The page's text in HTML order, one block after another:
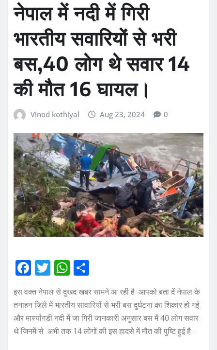
नेपाल में नदी में गिरी
भारतीय सवारियों से भरी
बस,40 लोग थे सवार 14
की मौत 16 घायल।
Vinod kothiyal Aug 23, 2024 0
F
a
c
e
b
T
w
it
te
r
W
at
s
A
a
re
इस वक्त नेपाल से दुखद खबर सामने आ रही है आपको बता दें नेपाल के
तनाहन जिले में भारतीय सावारियों से भरी बस दुर्घटना का शिकार हो गई
और मार्स्यांगडी नदी में जा गिरी जानकारी अनुसार बस में 40 लोग सवार
थे जिनमें से अभी तक 14 लोगों की इस हादसे में मौत की पुष्टि हुई है।